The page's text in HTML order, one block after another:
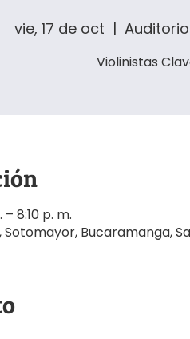
vie, 17 de oct
  |
Violinistas
8:10 p. m.
Sotomayor, Bucaramanga,